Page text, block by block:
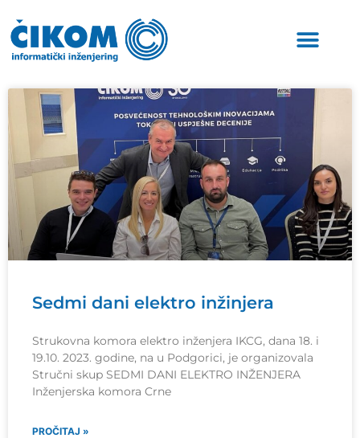
Sedmi dani elektro inžinjera
Strukovna komora elektro inženjera IKCG, dana 18. i
19.10. 2023. godine, na u Podgorici, je organizovala
Stručni skup SEDMI DANI ELEKTRO INŽENJERA
Inženjerska komora Crne
PROČITAJ »